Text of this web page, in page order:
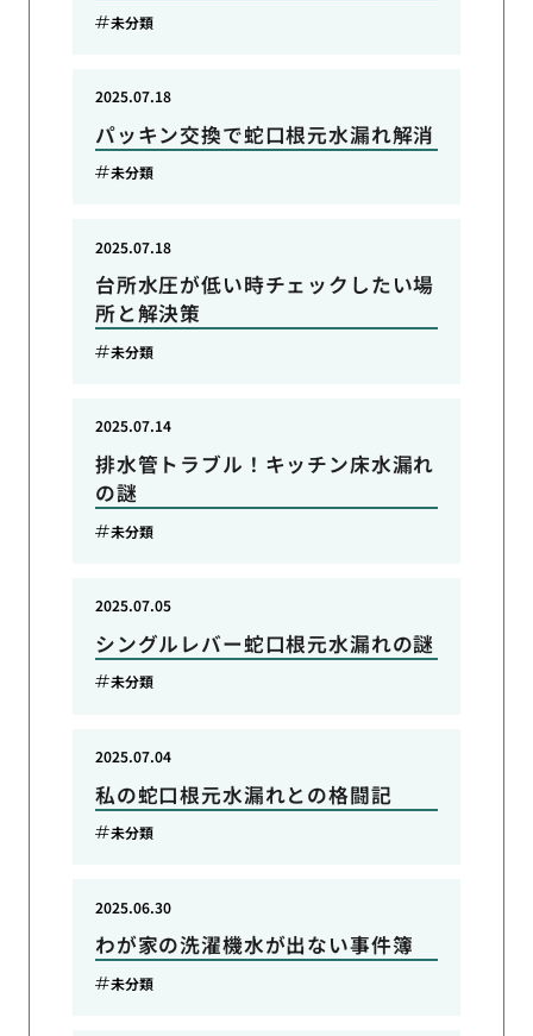
未分類
パッキン交換で蛇口根元水漏れ解消
2025.07.18
未分類
台所水圧が低い時チェックしたい場
所と解決策
2025.07.18
未分類
排水管トラブル！キッチン床水漏れ
の謎
2025.07.14
未分類
シングルレバー蛇口根元水漏れの謎
2025.07.05
未分類
私の蛇口根元水漏れとの格闘記
2025.07.04
未分類
わが家の洗濯機水が出ない事件簿
2025.06.30
未分類